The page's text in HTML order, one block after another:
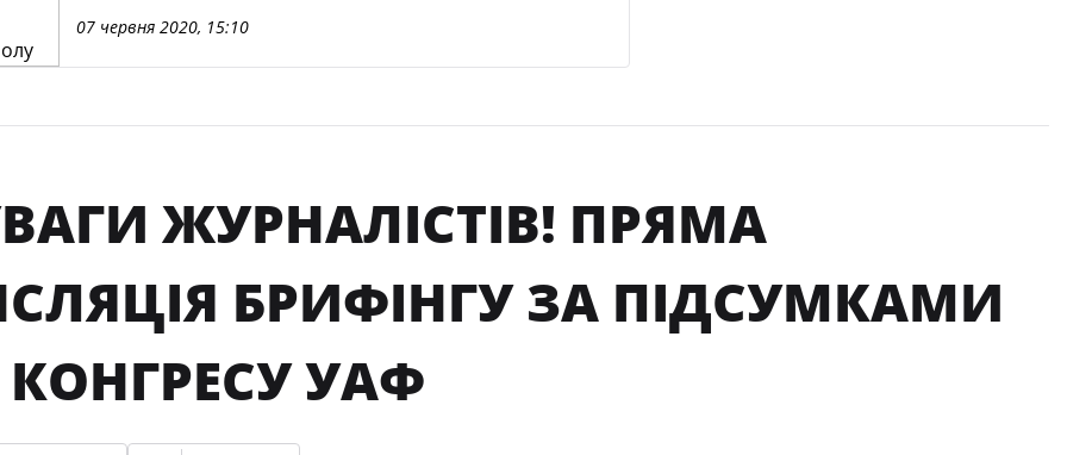
07 червня 2020, 15:10
ЖУРНАЛІСТІВ! ПРЯМА
БРИФІНГУ ЗА ПІДСУМКАМИ
КОНГРЕСУ УАФ